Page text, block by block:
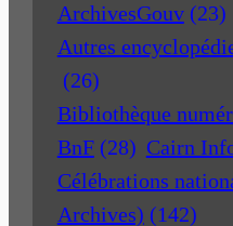
ArchivesGouv (23)
Autres
(26)
Bibliothèque
BnF (28) Cairn
Célébrations
Archives) (142)